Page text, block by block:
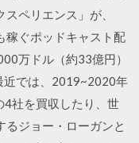
ペリエンス」が、
稼ぐポッドキャスト配
万ドル（約33億円）
近では、2019~2020年
社を買収したり、世
ジョー・ローガンと